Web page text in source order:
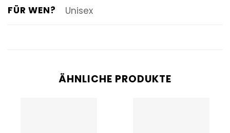
FÜR WEN? Unisex
ÄHNLICHE PRODUKTE